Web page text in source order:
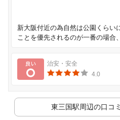
新大阪付近の為自然は公園くらい
ことを優先されるのが一番の場合
良い
治安・安全
4.0
東三国駅周辺の口コ